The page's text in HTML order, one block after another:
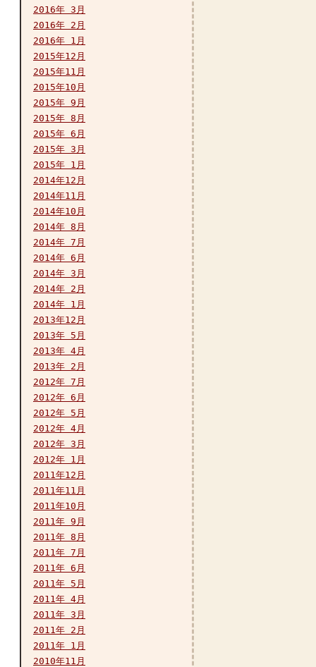
2016年 3月
2016年 2月
2016年 1月
2015年12月
2015年11月
2015年10月
2015年 9月
2015年 8月
2015年 6月
2015年 3月
2015年 1月
2014年12月
2014年11月
2014年10月
2014年 8月
2014年 7月
2014年 6月
2014年 3月
2014年 2月
2014年 1月
2013年12月
2013年 5月
2013年 4月
2013年 2月
2012年 7月
2012年 6月
2012年 5月
2012年 4月
2012年 3月
2012年 1月
2011年12月
2011年11月
2011年10月
2011年 9月
2011年 8月
2011年 7月
2011年 6月
2011年 5月
2011年 4月
2011年 3月
2011年 2月
2011年 1月
2010年11月